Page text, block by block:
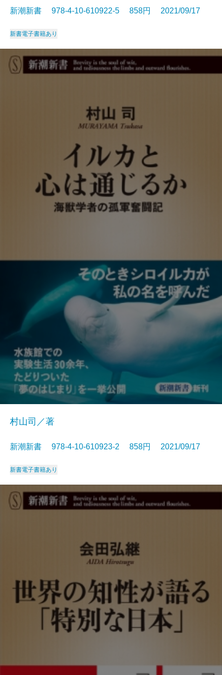
新潮新書 978-4-10-610922-5 858円 2021/09/17
新書電子書籍あり
村山司／著
新潮新書 978-4-10-610923-2 858円 2021/09/17
新書電子書籍あり